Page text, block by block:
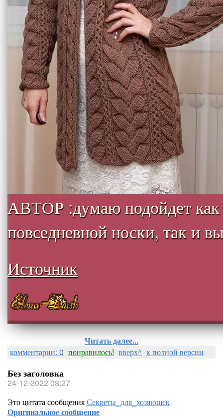
АВТОР :думаю подойдет как
повседневной носки, так и
Источник
Читать далее...
комментарии: 0 понравилось! вверх^ к полной версии
Без заголовка
24-12-2022 08:27
Это цитата сообщенияСекреты_для_хозяюшек
Оригинальное сообщение